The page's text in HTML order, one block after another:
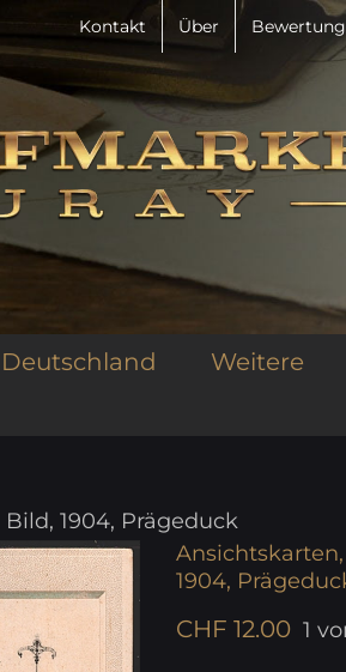
Kontakt Über
Deutschland Weitere
1904, Prägeduck
Ansichtskarten,
1904,
CHF 12.00 1